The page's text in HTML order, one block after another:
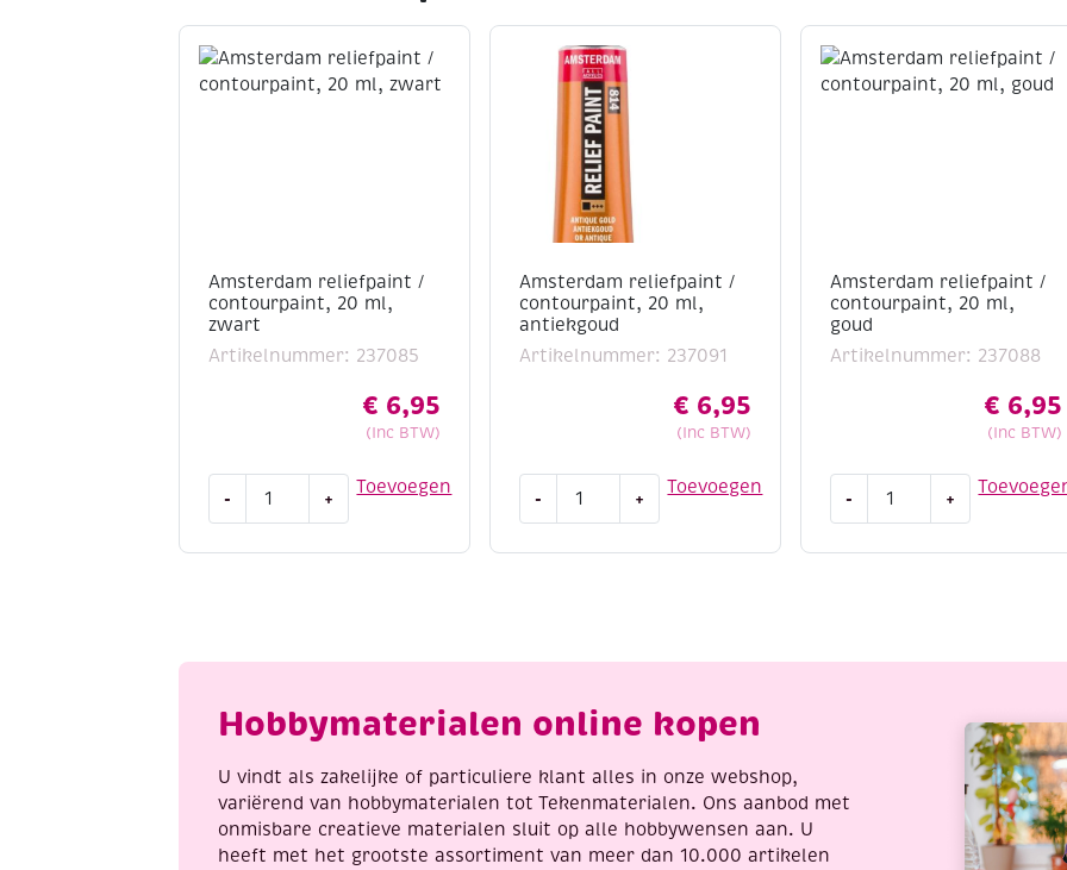
Amsterdam reliefpaint /
contourpaint, 20 ml,
zwart
Artikelnummer: 237085
€ 6,95
(Inc BTW)
Toevoegen
-
reliefpaint
aantal
+
Amsterdam reliefpaint /
contourpaint, 20 ml,
antiekgoud
Artikelnummer: 237091
€ 6,95
(Inc BTW)
Toevoegen
-
reliefpaint
aantal
+
Amsterdam reliefpaint /
contourpaint, 20 ml,
goud
Artikelnummer: 237088
€ 6,95
(Inc BTW)
-
reliefpaint
aantal
+
Hobbymaterialen online kopen
U vindt als zakelijke of particuliere klant alles in onze webshop,
variërend van hobbymaterialen tot Tekenmaterialen. Ons aanbod met
onmisbare creatieve materialen sluit op alle hobbywensen aan. U
heeft met het grootste assortiment van meer dan 10.000 artikelen